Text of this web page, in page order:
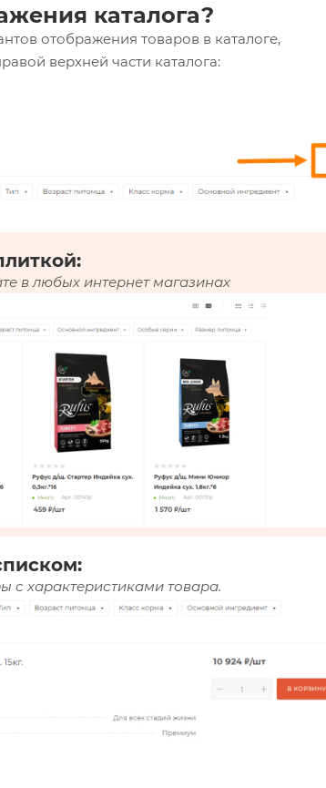
каталога?
отображения товаров в каталоге,
верхней части каталога:
в любых интернет магазинах
с характеристиками товара.